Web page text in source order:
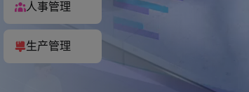
人事管理
生产管理